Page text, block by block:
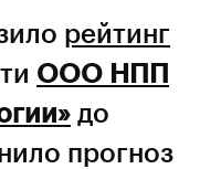
рейтинг
ООО НПП
до
прогноз